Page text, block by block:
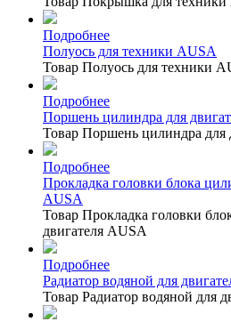
Подробнее
Полуось для техники AUSA
Товар Полуось для техники
Подробнее
Поршень цилиндра для
Товар Поршень цилиндра для
Подробнее
Прокладка головки блока
AUSA
Товар Прокладка головки
двигателя AUSA
Подробнее
Радиатор водяной для
Товар Радиатор водяной для